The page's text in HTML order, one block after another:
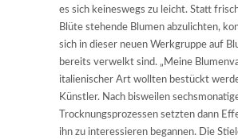
es sich keineswegs zu leicht. Statt
Blüte stehende Blumen abzulichten,
sich in dieser neuen Werkgruppe auf
bereits verwelkt sind. „Meine
italienischer Art wollten bestückt
Künstler. Nach bisweilen
Trocknungsprozessen setzten dann
ihn zu interessieren begannen. Die